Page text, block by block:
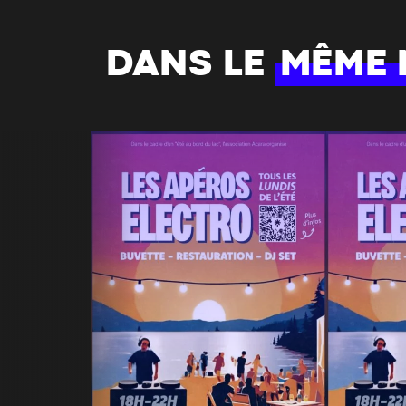
DANS LE MÊME